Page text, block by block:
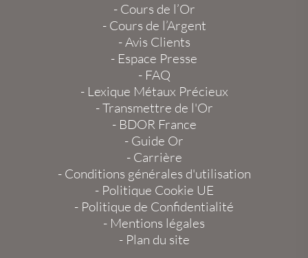
- Cours de l’Or
- Cours de l’Argent
-Avis Clients
- Espace Presse
- FAQ
- Lexique Métaux Précieux
-Transmettre de l'Or
- BDOR France
- Guide Or
- Carrière
- Conditions générales d'utilisation
- Politique Cookie UE
- Politique de Confidentialité
- Mentions légales
- Plan du site